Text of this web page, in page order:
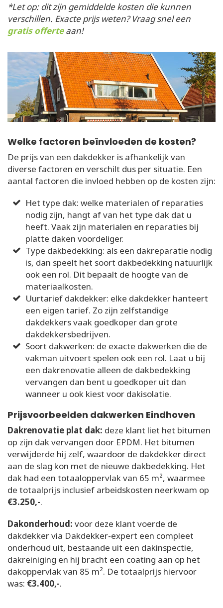
*Let op: dit zijn gemiddelde kosten die kunnen
verschillen. Exacte prijs weten? Vraag snel een
gratis offerteaan!
Welke factoren beïnvloeden de kosten?
De prijs van een dakdekker is afhankelijk van
diverse factoren en verschilt dus per situatie. Een
aantal factoren die invloed hebben op de kosten zijn:
Het type dak: welke materialen of reparaties
nodig zijn, hangt af van het type dak dat u
heeft. Vaak zijn materialen en reparaties bij
platte daken voordeliger.
Type dakbedekking: als een dakreparatie nodig
is, dan speelt het soort dakbedekking natuurlijk
ook een rol. Dit bepaalt de hoogte van de
materiaalkosten.
Uurtarief dakdekker: elke dakdekker hanteert
een eigen tarief. Zo zijn zelfstandige
dakdekkers vaak goedkoper dan grote
dakdekkersbedrijven.
Soort dakwerken: de exacte dakwerken die de
vakman uitvoert spelen ook een rol. Laat u bij
een dakrenovatie alleen de dakbedekking
vervangen dan bent u goedkoper uit dan
wanneer u ook kiest voor dakisolatie.
Prijsvoorbeelden dakwerken Eindhoven
Dakrenovatie plat dak: deze klant liet het bitumen
op zijn dak vervangen door EPDM. Het bitumen
verwijderde hij zelf, waardoor de dakdekker direct
aan de slag kon met de nieuwe dakbedekking. Het
dak had een totaaloppervlak van 65 m², waarmee
de totaalprijs inclusief arbeidskosten neerkwam op
€3.250,-.
Dakonderhoud: voor deze klant voerde de
dakdekker via Dakdekker-expert een compleet
onderhoud uit, bestaande uit een dakinspectie,
dakreiniging en hij bracht een coating aan op het
dakoppervlak van 85 m². De totaalprijs hiervoor
was: €3.400,-.